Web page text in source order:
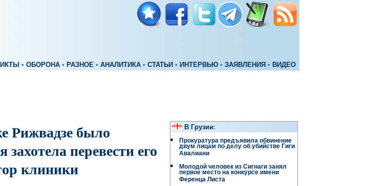
• ОБОРОНА • РАЗНОЕ • АНАЛИТИКА • СТАТЬИ • ИНТЕРВЬЮ • ЗАЯВЛЕНИЯ • ВИДЕО
Рижвадзе было
перевести его
клиники
В Грузии:
Прокуратура предъявила обвинение
двум лицам по делу об убийстве Гиги
Авалиани
Молодой человек из Сигнаги занял
первое место на конкурсе имени
Ференца Листа